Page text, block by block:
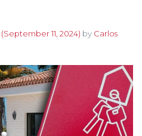
(September 11, 2024) by Carlos